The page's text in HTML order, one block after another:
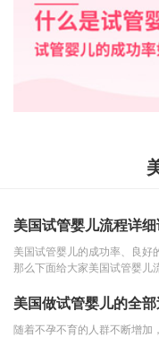
美国试管婴儿流程详
美国试管婴儿的成功率、良好
那么下面给大家美国试管婴儿
美国做试管婴儿的全
随着不孕不育的人群不断增加